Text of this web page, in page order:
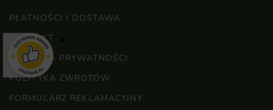
PŁATNOŚCI I DOSTAWA
KONTAKT
POLITYKA PRYWATNOŚCI
POLITYKA ZWROTÓW
FORMULARZ REKLAMACYJNY